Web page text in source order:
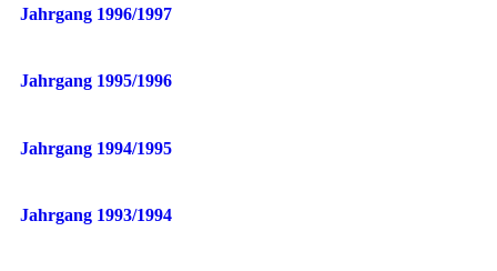
Jahrgang 1996/1997
Jahrgang 1995/1996
Jahrgang 1994/1995
Jahrgang 1993/1994